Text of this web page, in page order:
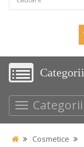
Categorii
Categorii
Cosmetice